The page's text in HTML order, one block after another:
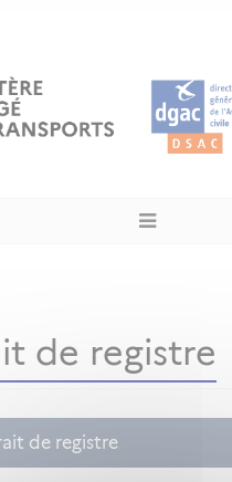
de registre
de registre